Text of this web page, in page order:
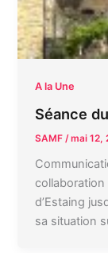
A la Une
Séance
SAMF /mai 12,
collaboration
d’Estaing
sa situation